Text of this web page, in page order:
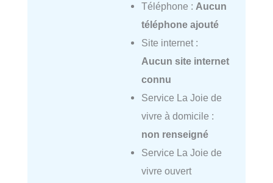
Téléphone : Aucun
téléphone ajouté
Site internet :
Aucun site internet
connu
Service La Joie de
vivre à domicile :
non renseigné
Service La Joie de
vivre ouvert